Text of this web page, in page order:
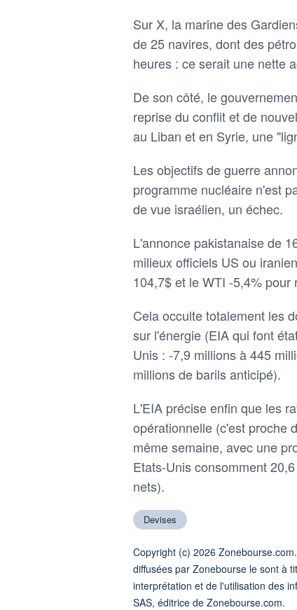
Sur X, la marine des
de 25 navires, dont des
heures : ce serait une nette
De son côté, le
reprise du conflit et de
au Liban et en Syrie, une
Les objectifs de guerre
programme nucléaire n'est
de vue israélien, un échec.
L'annonce pakistanaise de
milieux officiels US ou
104,7$ et le WTI -5,4%
Cela occulte totalement les
sur l'énergie (EIA qui font
Unis : -7,9 millions à 445
millions de barils anticipé).
L'EIA précise enfin que les
opérationnelle (c'est proche
même semaine, avec une
Etats-Unis consomment
nets).
Devises
Copyright (c) 2026
diffusées par Zonebourse le sont à
interprétation et de l'utilisation des
SAS, éditrice de Zonebourse.com.